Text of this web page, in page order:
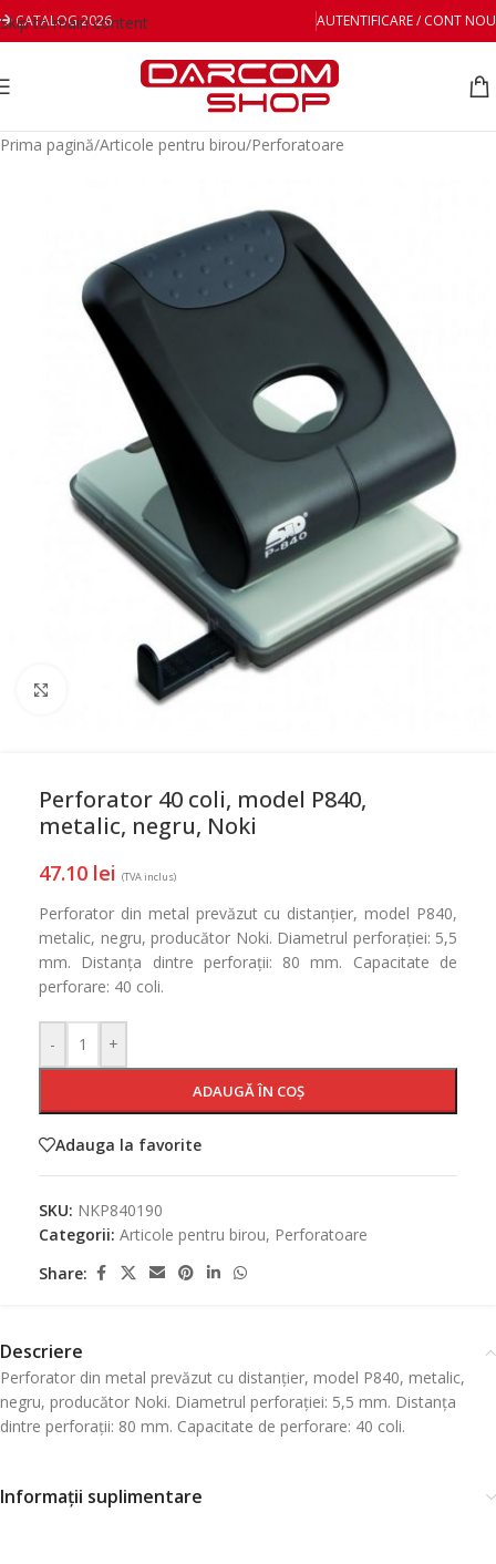
Skip to main content
CATALOG 2026 AUTENTIFICARE / CONT NOU
Prima pagină/Articole pentru birou/Perforatoare
Perforator 40 coli, model P840,
metalic, negru, Noki
47.10 lei (TVA inclus)
Perforator din metal prevăzut cu distanțier, model P840,
metalic, negru, producător Noki. Diametrul perforației: 5,5
mm. Distanța dintre perforații: 80 mm. Capacitate de
perforare: 40 coli.
- +
ADAUGĂ ÎN COȘ
Adauga la favorite
SKU: NKP840190
Categorii: Articole pentru birou, Perforatoare
Share:
Descriere
Perforator din metal prevăzut cu distanțier, model P840, metalic,
negru, producător Noki. Diametrul perforației: 5,5 mm. Distanța
dintre perforații: 80 mm. Capacitate de perforare: 40 coli.
Informații suplimentare